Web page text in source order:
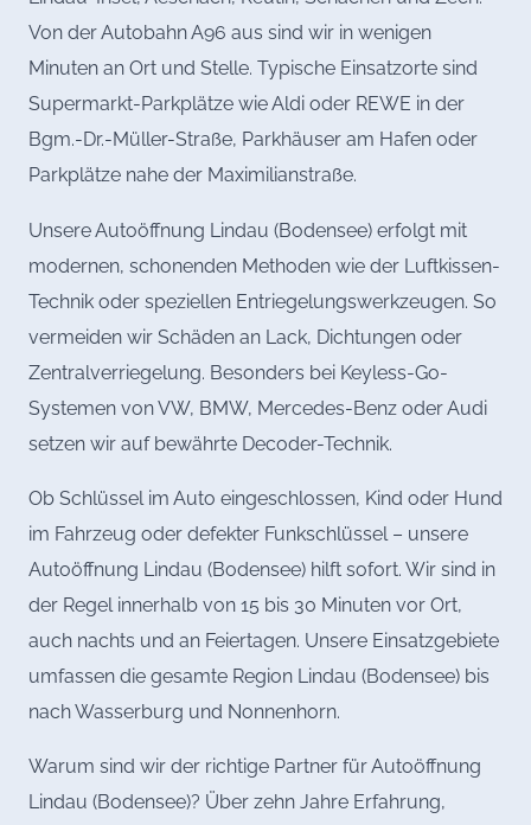
Von der Autobahn A96 aus sind wir in wenigen
Minuten an Ort und Stelle. Typische Einsatzorte sind
Supermarkt-Parkplätze wie Aldi oder REWE in der
Bgm.-Dr.-Müller-Straße, Parkhäuser am Hafen oder
Parkplätze nahe der Maximilianstraße.
Unsere Autoöffnung Lindau (Bodensee) erfolgt mit
modernen, schonenden Methoden wie der Luftkissen-
Technik oder speziellen Entriegelungswerkzeugen. So
vermeiden wir Schäden an Lack, Dichtungen oder
Zentralverriegelung. Besonders bei Keyless-Go-
Systemen von VW, BMW, Mercedes-Benz oder Audi
setzen wir auf bewährte Decoder-Technik.
Ob Schlüssel im Auto eingeschlossen, Kind oder Hund
im Fahrzeug oder defekter Funkschlüssel – unsere
Autoöffnung Lindau (Bodensee) hilft sofort. Wir sind in
der Regel innerhalb von 15 bis 30 Minuten vor Ort,
auch nachts und an Feiertagen. Unsere Einsatzgebiete
umfassen die gesamte Region Lindau (Bodensee) bis
nach Wasserburg und Nonnenhorn.
Warum sind wir der richtige Partner für Autoöffnung
Lindau (Bodensee)? Über zehn Jahre Erfahrung,